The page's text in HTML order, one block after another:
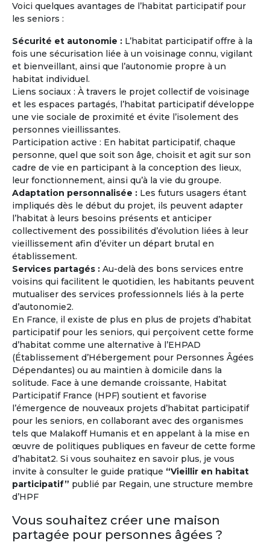
Voici quelques avantages de l’habitat participatif pour
les seniors :
Sécurité et autonomie : L’habitat participatif offre à la
fois une sécurisation liée à un voisinage connu, vigilant
et bienveillant, ainsi que l’autonomie propre à un
habitat individuel.
Liens sociaux : À travers le projet collectif de voisinage
et les espaces partagés, l’habitat participatif développe
une vie sociale de proximité et évite l’isolement des
personnes vieillissantes.
Participation active : En habitat participatif, chaque
personne, quel que soit son âge, choisit et agit sur son
cadre de vie en participant à la conception des lieux,
leur fonctionnement, ainsi qu’à la vie du groupe.
Adaptation personnalisée : Les futurs usagers étant
impliqués dès le début du projet, ils peuvent adapter
l’habitat à leurs besoins présents et anticiper
collectivement des possibilités d’évolution liées à leur
vieillissement afin d’éviter un départ brutal en
établissement.
Services partagés : Au-delà des bons services entre
voisins qui facilitent le quotidien, les habitants peuvent
mutualiser des services professionnels liés à la perte
d’autonomie2.
En France, il existe de plus en plus de projets d’habitat
participatif pour les seniors, qui perçoivent cette forme
d’habitat comme une alternative à l’EHPAD
(Établissement d’Hébergement pour Personnes Âgées
Dépendantes) ou au maintien à domicile dans la
solitude. Face à une demande croissante, Habitat
Participatif France (HPF) soutient et favorise
l’émergence de nouveaux projets d’habitat participatif
pour les seniors, en collaborant avec des organismes
tels que Malakoff Humanis et en appelant à la mise en
œuvre de politiques publiques en faveur de cette forme
d’habitat2. Si vous souhaitez en savoir plus, je vous
invite à consulter le guide pratique “Vieillir en habitat
participatif” publié par Regain, une structure membre
d’HPF
Vous souhaitez créer une maison
partagée pour personnes âgées ?
Journées Portes Ouvertes et
Rencontres
Rencontrez des retraités ou des personnes
âgées de plus de 60 ans ayant le même
projet (exemple : partir vivre en Grèce à la
retraite à l'année ou pendant quelques mois)
et les mêmes attentes que les vôtres (type
d'habitat, budget mensuel, tendance
écologique, co-acheter ou co-louer, etc...).
En savoir
sur
la Maison Partagée
Vivez l'expérience à l'étranger !
Environ un million de retraités français vivent déjà à
l'étrangeret un senior sur trois souhaite prendre sa
retraite hors de la France.
À l'année ou pour quelques mois...